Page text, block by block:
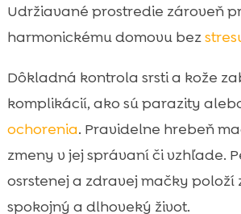
Udržiavané prostredie zároveň
harmonickému domovu bez
Dôkladná kontrola srsti a kože
komplikácií, ako sú parazity
ochorenia. Pravidelne hrebeň
zmeny v jej správaní či vzhľade.
osrstenej a zdravej mačky
spokojný a dlhoveký život.